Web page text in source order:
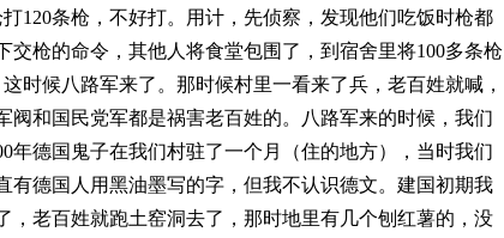
120条枪，不好打。用计，先侦察，发现他们吃饭时枪都
枪的命令，其他人将食堂包围了，到宿舍里将100多条枪
时候八路军来了。那时候村里一看来了兵，老百姓就喊，
和国民党军都是祸害老百姓的。八路军来的时候，我们
年德国鬼子在我们村驻了一个月（住的地方），当时我们
有德国人用黑油墨写的字，但我不认识德文。建国初期我
，老百姓就跑土窑洞去了，那时地里有几个刨红薯的，没